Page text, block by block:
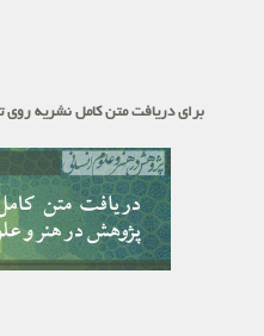
برای دریافت متن کامل نشریه روی